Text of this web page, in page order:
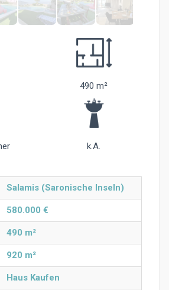
490 m²
k.A.
Salamis (Saronische Inseln)
580.000 €
490 m²
920 m²
Haus Kaufen